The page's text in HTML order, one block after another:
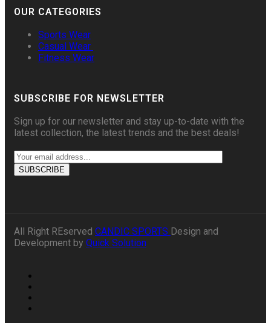
OUR CATEGORIES
Sports Wear
Casual Wear
Fitness Wear
SUBSCRIBE FOR NEWSLETTER
Sign up for our newsletter and stay up-to-date with the
latest collection, the latest trends and the best deals!
All Right REserved CANDIC SPORTS Design and
Development by Quick Solution